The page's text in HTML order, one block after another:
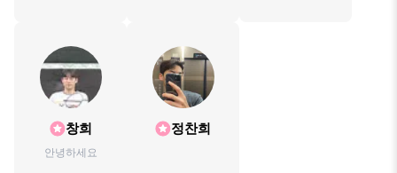
창희
안녕하세요
정찬희